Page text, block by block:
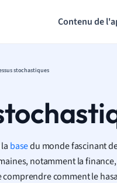
Contenu de
stochastiques
basedu monde fascinant
notamment la
comprendre comment le